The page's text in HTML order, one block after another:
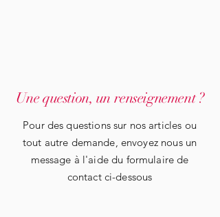
Une question, un renseignement ?
Pour des questions sur nos articles ou
tout autre demande, envoyez nous un
message à l'aide du formulaire de
contact ci-dessous